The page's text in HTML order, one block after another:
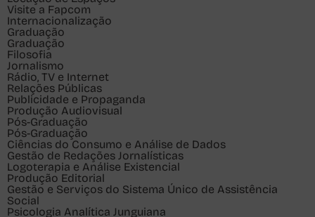
Visite a Fapcom
Internacionalização
Graduação
Graduação
Filosofia
Jornalismo
Rádio, TV e Internet
Relações Públicas
Publicidade e Propaganda
Produção Audiovisual
Pós-Graduação
Pós-Graduação
Ciências do Consumo e Análise de Dados
Gestão de Redações Jornalísticas
Logoterapia e Análise Existencial
Produção Editorial
Gestão e Serviços do Sistema Único de Assistência
Social
Psicologia Analítica Junguiana